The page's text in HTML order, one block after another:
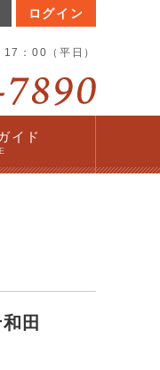
ログイン
：00（平日）
イド
田